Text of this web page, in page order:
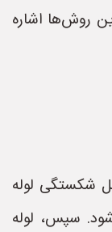
روش‌ها اشاره
شکستگی لوله
سپس، لوله